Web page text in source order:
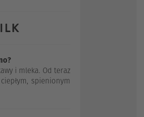
i mleka. Od teraz
spienionym